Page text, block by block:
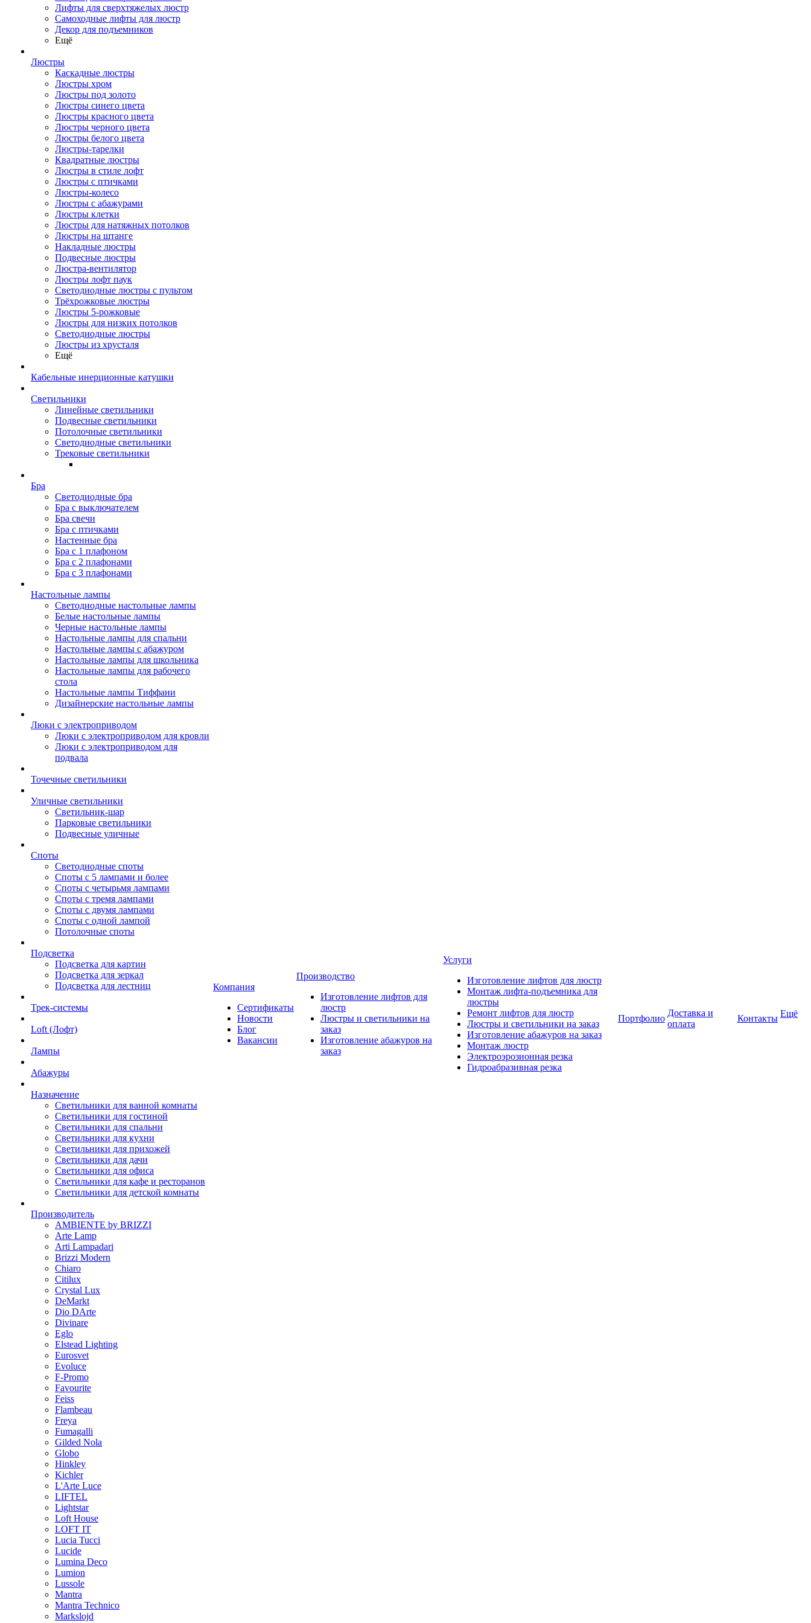
Лифты для сверхтяжелых люстр
Самоходные лифты для люстр
Декор для подъемников
Ещё
Люстры
Каскадные люстры
Люстры хром
Люстры под золото
Люстры синего цвета
Люстры красного цвета
Люстры черного цвета
Люстры белого цвета
Люстры-тарелки
Квадратные люстры
Люстры в стиле лофт
Люстры с птичками
Люстры-колесо
Люстры с абажурами
Люстры клетки
Люстры для натяжных потолков
Люстры на штанге
Накладные люстры
Подвесные люстры
Люстра-вентилятор
Люстры лофт паук
Светодиодные люстры с пультом
Трёхрожковые люстры
Люстры 5-рожковые
Люстры для низких потолков
Cветодиодные люстры
Люстры из хрусталя
Ещё
Кабельные инерционные катушки
Светильники
Линейные светильники
Подвесные светильники
Потолочные светильники
Светодиодные светильники
Трековые светильники
Бра
Светодиодные бра
Бра с выключателем
Бра свечи
Бра с птичками
Настенные бра
Бра с 1 плафоном
Бра с 2 плафонами
Бра с 3 плафонами
Настольные лампы
Светодиодные настольные лампы
Белые настольные лампы
Черные настольные лампы
Настольные лампы для спальни
Настольные лампы с абажуром
Настольные лампы для школьника
Настольные лампы для рабочего
стола
Настольные лампы Тиффани
Дизайнерские настольные лампы
Люки с электроприводом
Люки с электроприводом для кровли
Люки с электроприводом для
подвала
Точечные светильники
Уличные светильники
Светильник-шар
Парковые светильники
Подвесные уличные
Споты
Светодиодные споты
Споты с 5 лампами и более
Споты с четырьмя лампами
Споты с тремя лампами
Споты с двумя лампами
Споты с одной лампой
Потолочные споты
Подсветка
Подсветка для картин
Подсветка для зеркал
Подсветка для лестниц
Трек-системы
Loft (Лофт)
Лампы
Абажуры
Назначение
Светильники для ванной комнаты
Светильники для гостиной
Светильники для спальни
Светильники для кухни
Светильники для прихожей
Светильники для дачи
Светильники для офиса
Светильники для кафе и ресторанов
Светильники для детской комнаты
Производитель
AMBIENTE by BRIZZI
Arte Lamp
Arti Lampadari
Brizzi Modern
Chiaro
Citilux
Crystal Lux
DeMarkt
Dio DArte
Divinare
Eglo
Elstead Lighting
Eurosvet
Evoluce
F-Promo
Favourite
Feiss
Flambeau
Freya
Fumagalli
Gilded Nola
Globo
Hinkley
Kichler
L'Arte Luce
LIFTEL
Lightstar
Loft House
LOFT IT
Lucia Tucci
Lucide
Lumina Deco
Lumion
Lussole
Mantra
Mantra Technico
Markslojd
Компания
Сертификаты
Новости
Блог
Вакансии
Производство
Изготовление лифтов для
люстр
Люстры и светильники на
заказ
Изготовление абажуров на
заказ
Услуги
Изготовление лифтов для люстр
Монтаж лифта-подъемника для
люстры
Ремонт лифтов для люстр
Люстры и светильники на заказ
Изготовление абажуров на заказ
Монтаж люстр
Электроэрозионная резка
Гидроабразивная резка
Портфолио
Доставка и
оплата
Контакты Ещё